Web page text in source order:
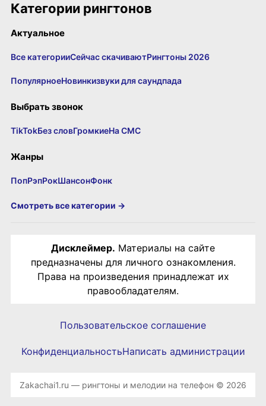
Категории рингтонов
Актуальное
Все категорииСейчас скачиваютРингтоны 2026
ПопулярноеНовинкизвуки для саундпада
Выбрать звонок
TikTokБез словГромкиеНа СМС
Жанры
ПопРэпРокШансонФонк
Смотреть все категории →
Дисклеймер. Материалы на сайте
предназначены для личного ознакомления.
Права на произведения принадлежат их
правообладателям.
Пользовательское соглашение
КонфиденциальностьНаписать администрации
Zakachai1.ru — рингтоны и мелодии на телефон © 2026